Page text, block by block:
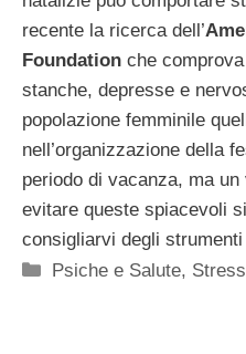
recente la ricerca dell’
Foundation che
stanche, depresse e
popolazione femminile
nell’organizzazione della
periodo di vacanza, ma
evitare queste spiacevoli
consigliarvi degli
Categorie
Psiche e Salute, Stress